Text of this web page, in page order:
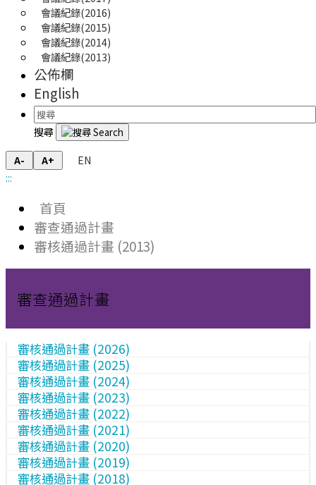
會議紀錄(2016)
會議紀錄(2015)
會議紀錄(2014)
會議紀錄(2013)
公佈欄
English
搜尋
A- A+
EN
:::
首頁
審查通過計畫
審核通過計畫 (2013)
審查通過計畫
審核通過計畫 (2026)
審核通過計畫 (2025)
審核通過計畫 (2024)
審核通過計畫 (2023)
審核通過計畫 (2022)
審核通過計畫 (2021)
審核通過計畫 (2020)
審核通過計畫 (2019)
審核通過計畫 (2018)